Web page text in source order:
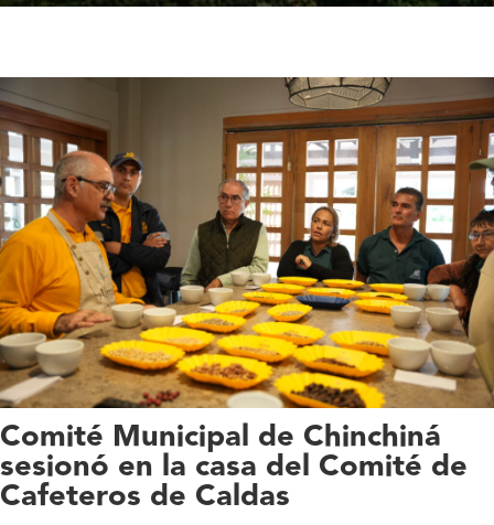
Comité Municipal de Chinchiná
sesionó en la casa del Comité de
Cafeteros de Caldas